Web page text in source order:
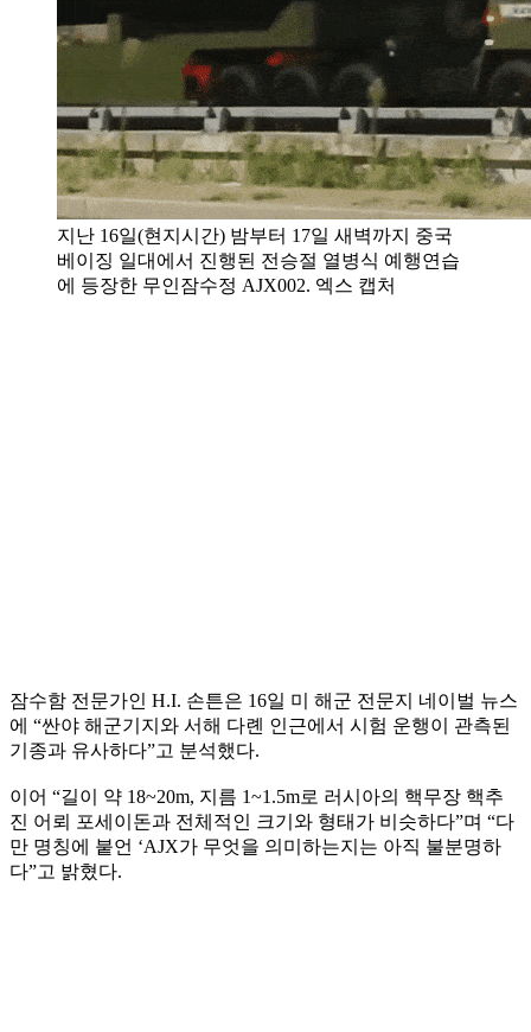
지난 16일(현지시간) 밤부터 17일 새벽까지 중국
베이징 일대에서 진행된 전승절 열병식 예행연습
에 등장한 무인잠수정 AJX002. 엑스 캡처
잠수함 전문가인 H.I. 손튼은 16일 미 해군 전문지 네이벌 뉴스
에 “싼야 해군기지와 서해 다롄 인근에서 시험 운행이 관측된
기종과 유사하다”고 분석했다.
이어 “길이 약 18~20m, 지름 1~1.5m로 러시아의 핵무장 핵추
진 어뢰 포세이돈과 전체적인 크기와 형태가 비슷하다”며 “다
만 명칭에 붙언 ‘AJX가 무엇을 의미하는지는 아직 불분명하
다”고 밝혔다.